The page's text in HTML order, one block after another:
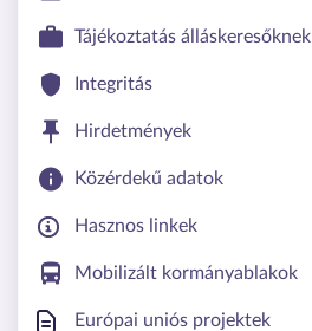
Tájékoztatás álláskeresőknek
Integritás
Hirdetmények
Közérdekű adatok
Hasznos linkek
Mobilizált kormányablakok
Európai uniós projektek